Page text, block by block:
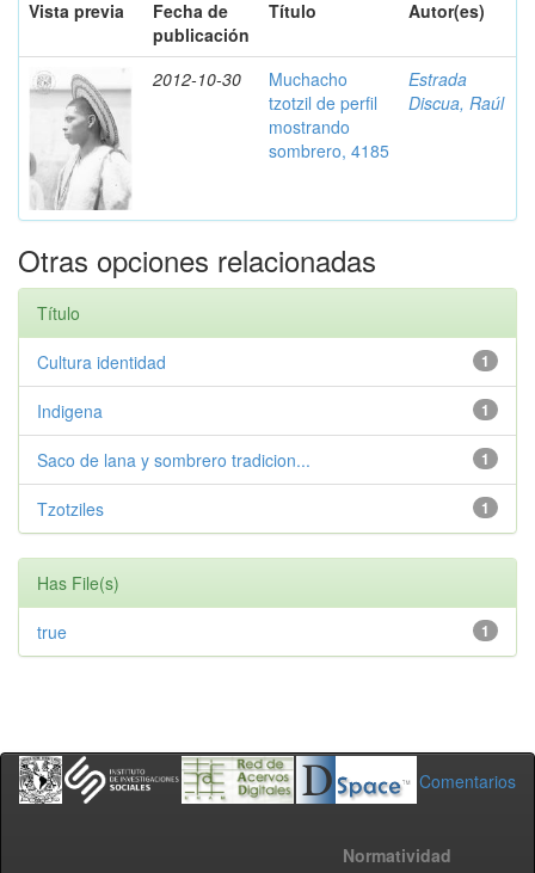
Vista previa
Fecha de
publicación
Título Autor(es)
2012-10-30
Muchacho
tzotzil de perfil
mostrando
sombrero, 4185
Estrada
Discua, Raúl
Otras opciones relacionadas
Título
1
Cultura identidad
1
Indigena
1
Saco de lana y sombrero tradicion...
1
Tzotziles
Has File(s)
1
true
Comentarios
Normatividad